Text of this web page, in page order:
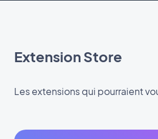
Extension Store
Les extensions qui pourraient